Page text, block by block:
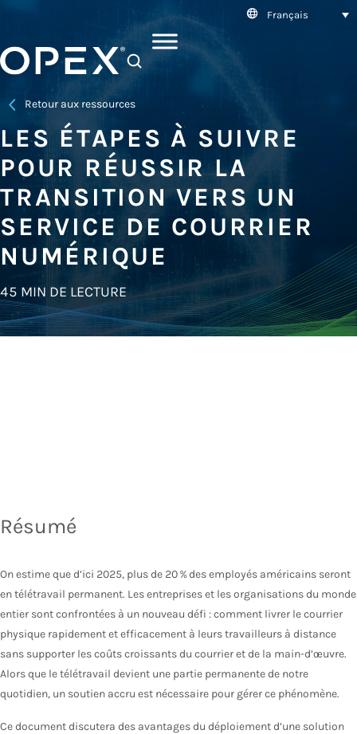
Français
Retour aux ressources
LES ÉTAPES À SUIVRE
POUR RÉUSSIR LA
TRANSITION VERS UN
SERVICE DE COURRIER
NUMÉRIQUE
45 MIN DE LECTURE
Résumé
On estime que d’ici 2025, plus de 20 % des employés américains seront
en télétravail permanent. Les entreprises et les organisations du monde
entier sont confrontées à un nouveau défi : comment livrer le courrier
physique rapidement et efficacement à leurs travailleurs à distance
sans supporter les coûts croissants du courrier et de la main-d’œuvre.
Alors que le télétravail devient une partie permanente de notre
quotidien, un soutien accru est nécessaire pour gérer ce phénomène.
Ce document discutera des avantages du déploiement d’une solution